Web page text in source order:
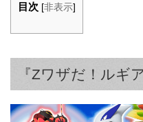
目次 [非表示]
『Zワザだ！ルギ